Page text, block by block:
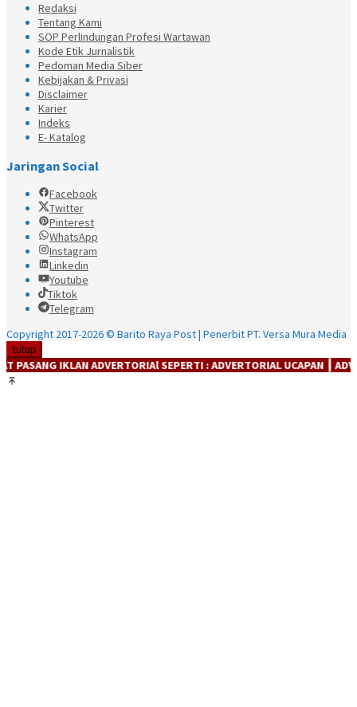
Redaksi
Tentang Kami
SOP Perlindungan Profesi Wartawan
Kode Etik Jurnalistik
Pedoman Media Siber
Kebijakan & Privasi
Disclaimer
Karier
Indeks
E- Katalog
Jaringan Social
Facebook
Twitter
Pinterest
WhatsApp
Instagram
Linkedin
Youtube
Tiktok
Telegram
Copyright 2017-2026 © Barito Raya Post | Penerbit PT. Versa Mura Media
tutup
IKLAN ADVERTORIAl SEPERTI : ADVERTORIAL UCAPAN ┃